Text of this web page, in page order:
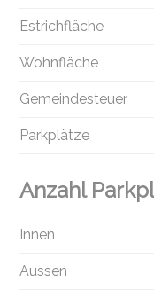
Estrichfläche
Wohnfläche
Gemeindesteuer
Parkplätze
Anzahl
Innen
Aussen